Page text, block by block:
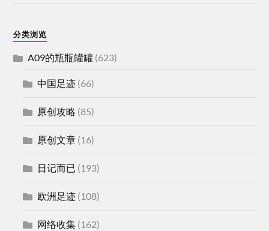
分类浏览
A09的瓶瓶罐罐 (623)
中国足迹 (66)
原创攻略 (85)
原创文章 (16)
日记而已 (193)
欧洲足迹 (108)
网络收集 (162)